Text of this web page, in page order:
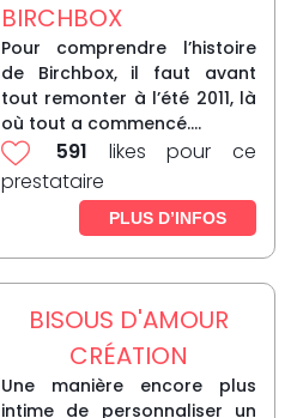
BIRCHBOX
Pour comprendre l’histoire
de Birchbox, il faut avant
tout remonter à l’été 2011, là
où tout a commencé....
591 likes pour ce
prestataire
PLUS D’INFOS
BISOUS D'AMOUR
CRÉATION
Une manière encore plus
intime de personnaliser un